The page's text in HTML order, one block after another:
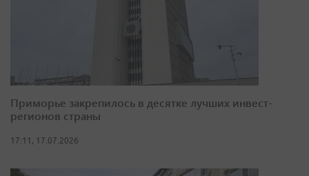
Приморье закрепилось в десятке лучших инвест-
регионов страны
17:11, 17.07.2026